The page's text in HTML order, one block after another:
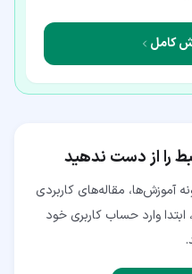
کامل
را از دست ندهید
آموزش‌ها، مقاله‌های کاربردی
وارد حساب کاربری خود